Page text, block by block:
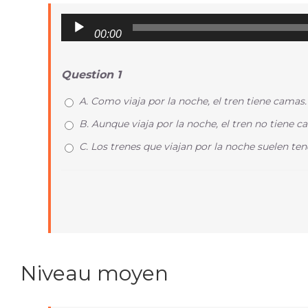
Audio
Player
00:00
Question 1
A. Como viaja por la noche, el tren tiene camas.
B. Aunque viaja por la noche, el tren no tiene
C. Los trenes que viajan por la noche suelen
Niveau moyen